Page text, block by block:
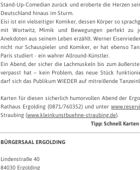
Stand-Up-Comedian zurück und eroberte die Herzen
Deutschland hinaus im Sturm.
Eisi ist ein vielseitiger Komiker, dessen Körper so
mit Wortwitz, Mimik und Bewegungen perfekt zu
Anekdoten aus seinem Leben erzählt. Werner
nicht nur Schauspieler und Komiker, er hat ebenso
Paris studiert - ein wahrer Allround-Künstler.
Ein Abend, der sicher die Lachmuskeln bis zum
verpasst hat – kein Problem, das neue Stück
darf sich das Publikum WIEDER auf mitreißende
Karten für diesen sicherlich humorvollen Abend der
Rathaus Ergolding (0871/760352) und unter
Straubing (www.kleinkunstbuehne-straubing.de).
Tipp: Schnell
BÜRGERSAAL ERGOLDING
Lindenstraße 40
84030 Ergolding